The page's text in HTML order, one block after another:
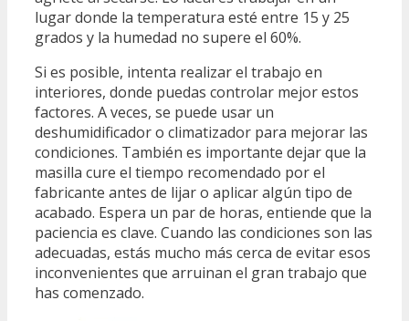
lugar donde la temperatura esté entre 15 y 25
grados y la humedad no supere el 60%.
Si es posible, intenta realizar el trabajo en
interiores, donde puedas controlar mejor estos
factores. A veces, se puede usar un
deshumidificador o climatizador para mejorar las
condiciones. También es importante dejar que la
masilla cure el tiempo recomendado por el
fabricante antes de lijar o aplicar algún tipo de
acabado. Espera un par de horas, entiende que la
paciencia es clave. Cuando las condiciones son las
adecuadas, estás mucho más cerca de evitar esos
inconvenientes que arruinan el gran trabajo que
has comenzado.